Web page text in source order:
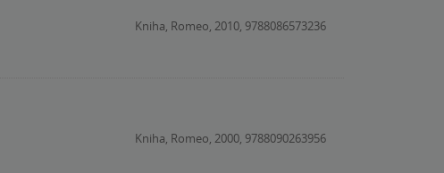
Kniha, Romeo, 2010, 9788086573236
Kniha, Romeo, 2000, 9788090263956